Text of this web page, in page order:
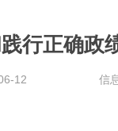
行正确政
12 信